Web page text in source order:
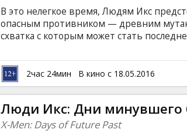
В это нелегкое время, Людям Икс
опасным противником — древним
схватка с которым может стать
бессмертным монстром, Людям Икс
происхождении своего вида. Но
вероятность победы все уменьшается,
сильнейшие имеют право на
субтитрами на латышском и русском
2час 24мин В кино с 18.05.2016
Люди Икс: Дни минувшего
X-Men: Days of Future Past